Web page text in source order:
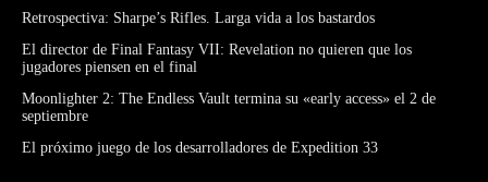
Retrospectiva: Sharpe’s Rifles. Larga vida a los bastardos
El director de Final Fantasy VII: Revelation no quieren que los
jugadores piensen en el final
Moonlighter 2: The Endless Vault termina su «early access» el 2 de
septiembre
El próximo juego de los desarrolladores de Expedition 33